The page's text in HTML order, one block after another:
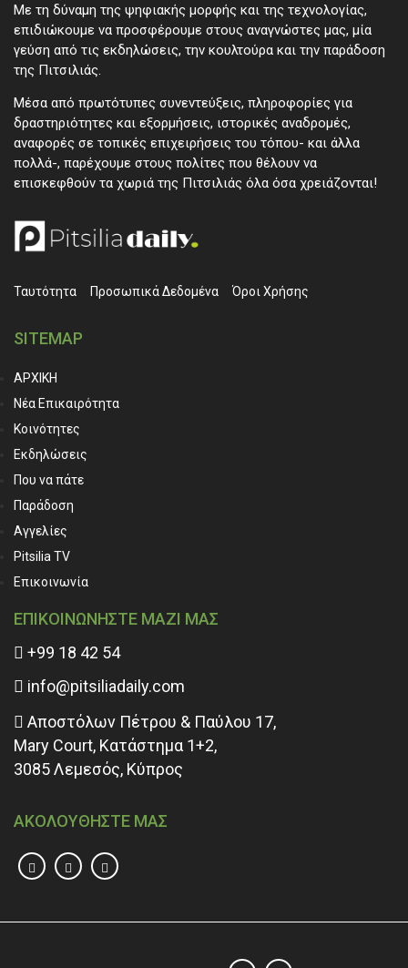
Με τη δύναμη της ψηφιακής μορφής και της τεχνολογίας,
επιδιώκουμε να προσφέρουμε στους αναγνώστες μας, μία
γεύση από τις εκδηλώσεις, την κουλτούρα και την παράδοση
της Πιτσιλιάς.
Μέσα από πρωτότυπες συνεντεύξεις, πληροφορίες για
δραστηριότητες και εξορμήσεις, ιστορικές αναδρομές,
αναφορές σε τοπικές επιχειρήσεις του τόπου- και άλλα
πολλά-, παρέχουμε στους πολίτες που θέλουν να
επισκεφθούν τα χωριά της Πιτσιλιάς όλα όσα χρειάζονται!
Ταυτότητα Προσωπικά ∆εδομένα Όροι Χρήσης
SITEMAP
ΑΡΧΙΚΗ
Νέα Επικαιρότητα
Κοινότητες
Εκδηλώσεις
Που να πάτε
Παράδοση
Αγγελίες
Pitsilia TV
Επικοινωνία
ΕΠΙΚΟΙΝΩΝΗΣΤΕ ΜΑΖΙ ΜΑΣ
+99 18 42 54
info@pitsiliadaily.com
Αποστόλων Πέτρου & Παύλου 17,
Mary Court, Κατάστημα 1+2,
3085 Λεμεσός, Κύπρος
ΑΚΟΛΟΥΘΗΣΤΕ ΜΑΣ